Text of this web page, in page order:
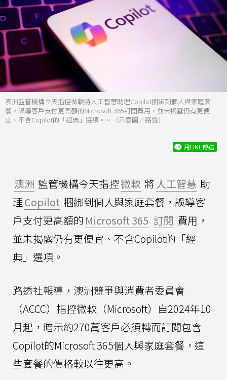
澳洲監管機構今天指控微軟將人工智慧助理Copilot捆綁到個人與家庭套
餐，誤導客戶支付更高額的Microsoft 365訂閱費用，並未揭露仍有更便
宜、不含Copilot的「經典」選項。。（示意圖／路透）
用LINE傳送
澳洲 監管機構今天指控微軟 將 人工智慧 助
理Copilot 捆綁到個人與家庭套餐，誤導客
戶支付更高額的 Microsoft 365 訂閱 費用，
並未揭露仍有更便宜、不含Copilot的「經
典」選項。
路透社報導，澳洲競爭與消費者委員會
（ACCC）指控微軟（Microsoft）自2024年10
月起，暗示約270萬客戶必須轉而訂閱包含
Copilot的Microsoft 365個人與家庭套餐，這
些套餐的價格較以往更高。